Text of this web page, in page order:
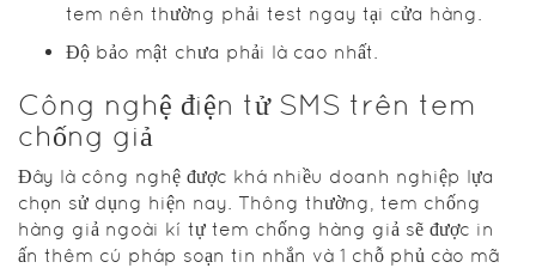
tem nên thường phải test ngay tại cửa hàng.
Độ bảo mật chưa phải là cao nhất.
Công nghệ điện tử SMS trên tem
chống giả
Đây là công nghệ được khá nhiều doanh nghiệp lựa
chọn sử dụng hiện nay. Thông thường, tem chống
hàng giả ngoài kí tự tem chống hàng giả sẽ được in
ấn thêm cú pháp soạn tin nhắn và 1 chỗ phủ cào mã